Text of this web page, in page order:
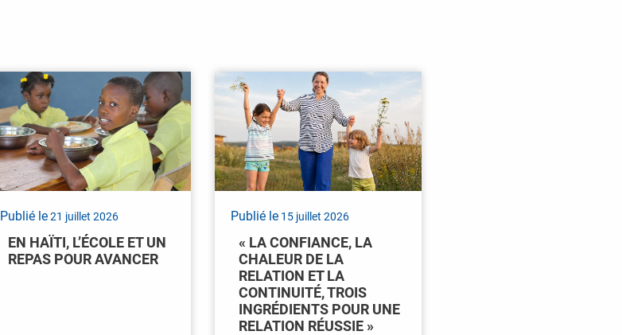
Publié le21 juillet 2026
EN HAÏTI, L’ÉCOLE ET UN
REPAS POUR AVANCER
Publié le15 juillet 2026
« LA CONFIANCE, LA
CHALEUR DE LA
RELATION ET LA
CONTINUITÉ, TROIS
INGRÉDIENTS POUR UNE
RELATION RÉUSSIE »